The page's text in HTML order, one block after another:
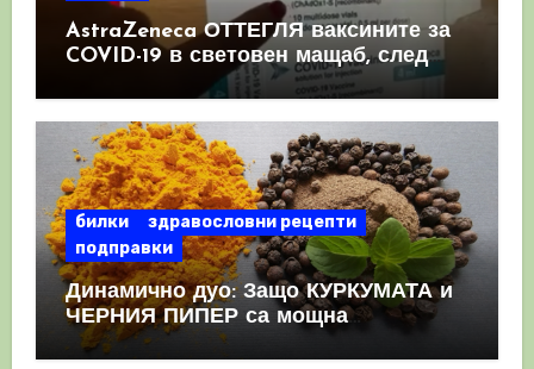
AstraZeneca ОТТЕГЛЯ ваксините за
COVID-19 в световен мащаб, след
като призна, че те причиняват
билки
здравословни рецепти
подправки
Динамично дуо: Защо КУРКУМАТА и
ЧЕРНИЯ ПИПЕР са мощна
комбинация